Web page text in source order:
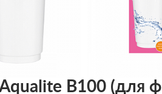
В100 (для